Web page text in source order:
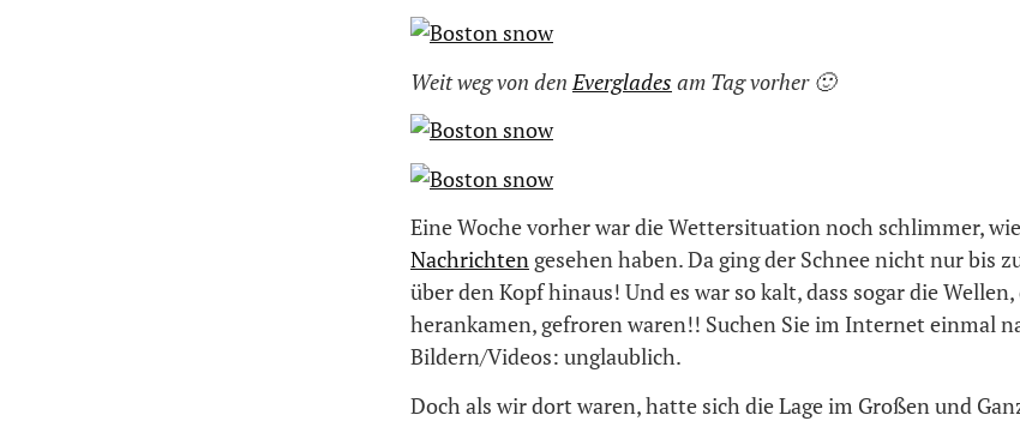
Weit weg von denEverglades am Tag vorher 🙂
Eine Woche vorher war die Wettersituation noch schlimmer,
Nachrichten gesehen haben. Da ging der Schnee nicht nur bis
über den Kopf hinaus! Und es war so kalt, dass sogar die
herankamen, gefroren waren!! Suchen Sie im Internet einmal
Bildern/Videos: unglaublich.
Doch als wir dort waren, hatte sich die Lage im Großen und